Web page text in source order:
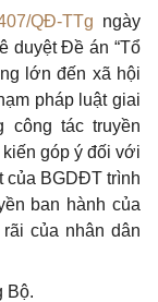
QĐ-TTg ngày
duyệt Đề án “Tổ
lớn đến xã hội
pháp luật giai
công tác truyền
góp ý đối với
của BGDĐT trình
ban hành của
của nhân dân
Bộ.